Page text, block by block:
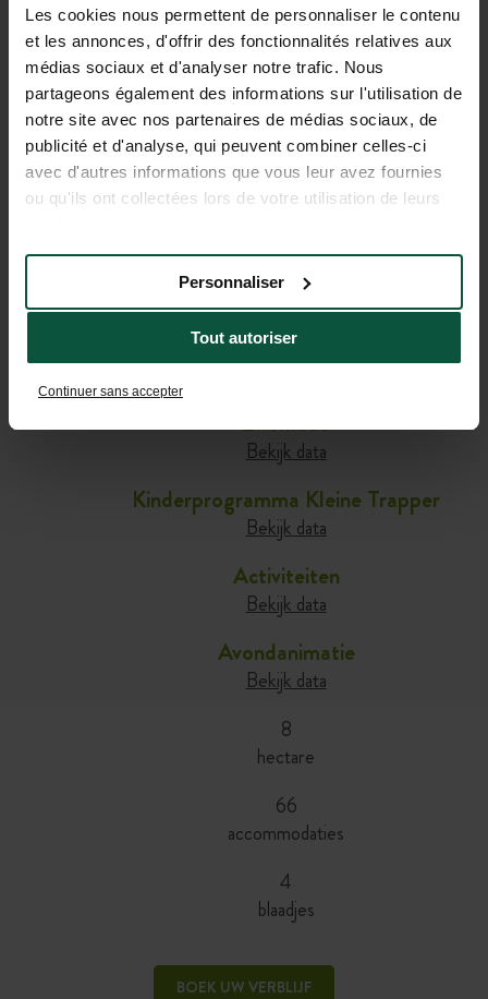
Les cookies nous permettent de personnaliser le contenu
et les annonces, d'offrir des fonctionnalités relatives aux
médias sociaux et d'analyser notre trafic. Nous
partageons également des informations sur l'utilisation de
notre site avec nos partenaires de médias sociaux, de
publicité et d'analyse, qui peuvent combiner celles-ci
avec d'autres informations que vous leur avez fournies
ou qu'ils ont collectées lors de votre utilisation de leurs
Tout autoriser
Personnaliser
Continuer sans accepter
INFORMATIE OM UW
VERBLIJF VOOR TE
BEREIDEN
Café-Comptoir
Snackbar
Bekijk data
Ontbijt
Zwembad
Bekijk data
Kinderprogramma Kleine Trapper
Bekijk data
Activiteiten
Bekijk data
Avondanimatie
Bekijk data
8
hectare
66
accommodaties
4
blaadjes
BOEK UW VERBLIJF